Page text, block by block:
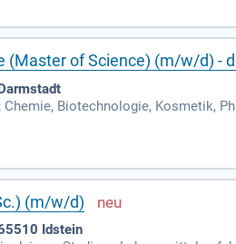
(Master of Science) (m/w/d) -
Biotechnologie, Kosmetik,
biotechnologischer Produkte;
(m/w/d)
Idstein